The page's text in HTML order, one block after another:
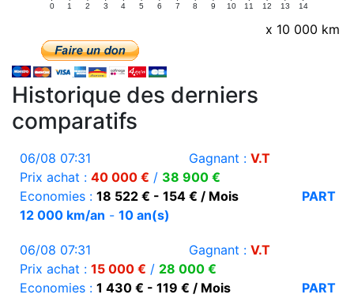
0 1 2 3 4 5 6 7 8 9 10 11 12 13 14
x 10 000 km
Historique des derniers
comparatifs
06/08 07:31 Gagnant : V.T
Prix achat : 40 000 € / 38 900 €
Economies : 18 522 € - 154 € / Mois
PART
12 000 km/an - 10 an(s)
06/08 07:31 Gagnant : V.T
Prix achat : 15 000 € / 28 000 €
Economies : 1 430 € - 119 € / Mois
PART